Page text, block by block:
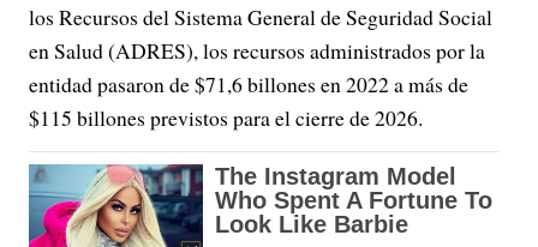
los Recursos del Sistema General de Seguridad Social
en Salud (ADRES), los recursos administrados por la
entidad pasaron de $71,6 billones en 2022 a más de
$115 billones previstos para el cierre de 2026.